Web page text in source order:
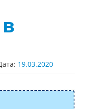
19.03.2020